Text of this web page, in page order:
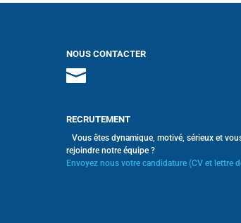
NOUS CONTACTER
RECRUTEMENT
Vous êtes dynamique, motivé, sérieux et
rejoindre notre équipe ?
Envoyez nous votre candidature (CV et lettre